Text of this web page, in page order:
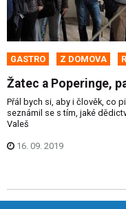
GASTRO Z DOMOVA
Žatec a Poperinge,
Přál bych si, aby i člověk, co
seznámil se s tím, jaké
Valeš
16. 09. 2019